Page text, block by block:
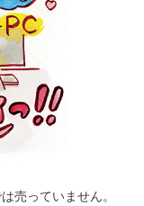
売っていません。